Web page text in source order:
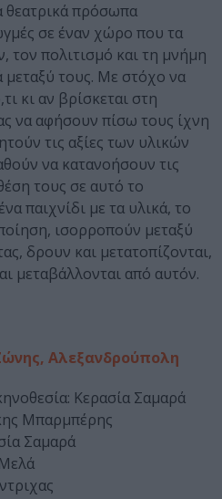
θεατρικά πρόσωπα
σε έναν χώρο που τα
τον πολιτισμό και τη μνήμη
μεταξύ τους. Με στόχο να
κι αν βρίσκεται στη
να αφήσουν πίσω τους ίχνη
τις αξίες των υλικών
να κατανοήσουν τις
τους σε αυτό το
παιχνίδι με τα υλικά, το
ισορροπούν μεταξύ
δρουν και μετατοπίζονται,
μεταβάλλονται από αυτόν.
Αλεξανδρούπολη
Κερασία Σαμαρά
Μπαρμπέρης
Σαμαρά